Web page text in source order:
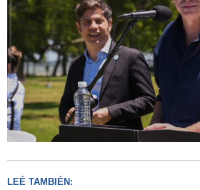
LEÉ TAMBIÉN: